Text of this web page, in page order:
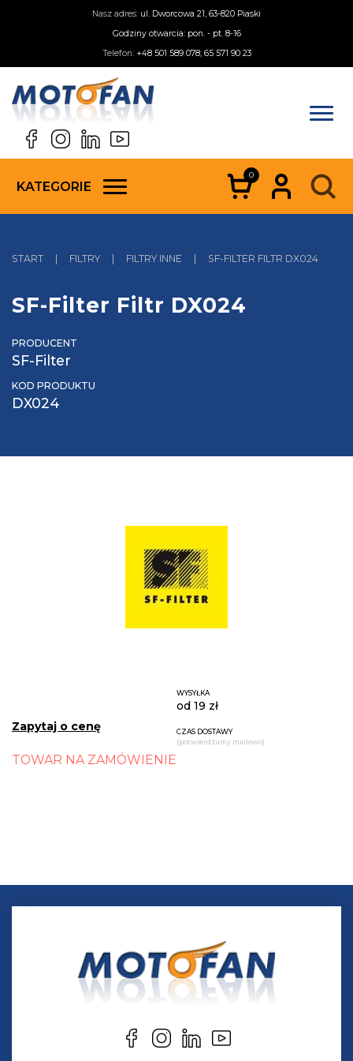
Nasz adres: ul. Dworcowa 21, 63-820 Piaski
Godziny otwarcia: pon. - pt. 8-16
Telefon: +48 501 589 078; 65 571 90 23
KATEGORIE
0
START | FILTRY | FILTRY INNE | SF-FILTER FILTR DX024
SF-Filter Filtr DX024
PRODUCENT
SF-Filter
KOD PRODUKTU
DX024
Zapytaj o cenę
TOWAR NA ZAMÓWIENIE
WYSYŁKA
od 19 zł
CZAS DOSTAWY
(potwierdzamy mailowo)